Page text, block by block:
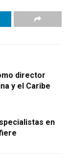
director
y el Caribe
en